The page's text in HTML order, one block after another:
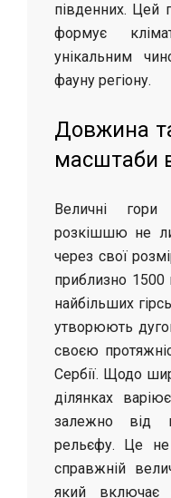
південних. Цей
формує
унікальним
фауну регіону.
Довжина
масштаби
Величні
розкішшю не
через свої
приблизно
найбільших
утворюють
своєю
Сербії. Щодо
ділянках
залежно від
рельєфу. Це не
справжній
який включає